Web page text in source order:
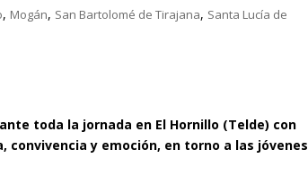
, Mogán, San Bartolomé de Tirajana, Santa Lucía de
toda la jornada en El Hornillo (Telde) con
y emoción, en torno a las jóvenes